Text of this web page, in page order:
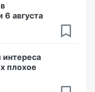
6 августа
плохое